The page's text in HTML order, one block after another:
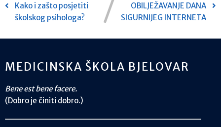
Kako i zašto posjetiti
školskog psihologa?
OBILJEŽAVANJE DANA
SIGURNIJEG INTERNETA
MEDICINSKA ŠKOLA BJELOVAR
Bene est bene facere.
(Dobro je činiti dobro.)